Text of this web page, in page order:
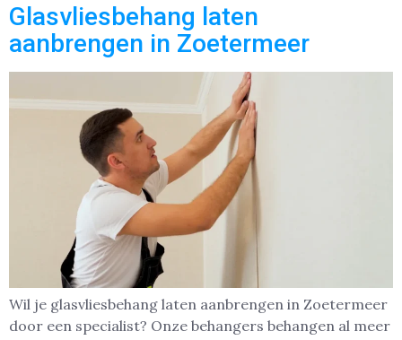
Glasvliesbehang laten
aanbrengen in Zoetermeer
Wil je glasvliesbehang laten aanbrengen in Zoetermeer
door een specialist? Onze behangers behangen al meer